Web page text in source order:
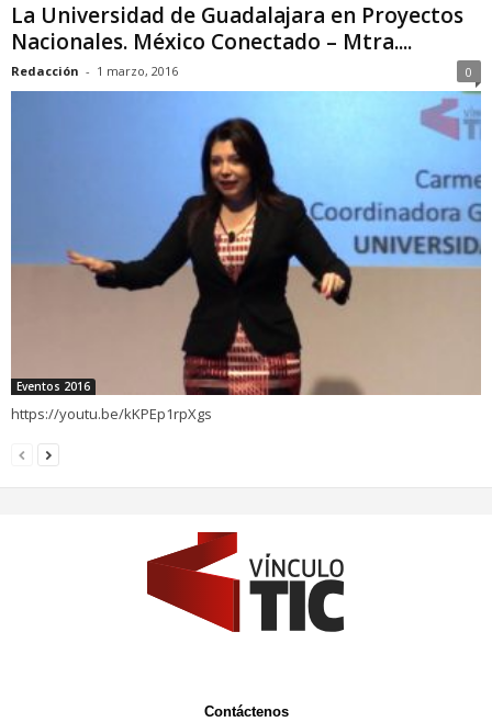
La Universidad de Guadalajara en Proyectos
Nacionales. México Conectado – Mtra....
Redacción - 1 marzo, 2016 0
Eventos 2016
https://youtu.be/kKPEp1rpXgs
Contáctenos